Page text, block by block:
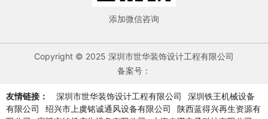
添加微信咨询
Copyright © 2025 深圳市世华装饰设计工程有限公司
备案号：
友情链接： 深圳市世华装饰设计工程有限公司
深圳铁王机械设备
有限公司
绍兴市上虞铭诚通风设备有限公司
陕西蓝得兴再生资源有